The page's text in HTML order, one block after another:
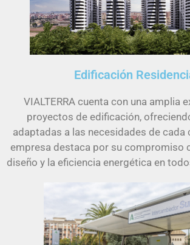
Edificación
VIALTERRA cuenta con una amplia
proyectos de edificación,
adaptadas a las necesidades de cada
empresa destaca por su compromiso
diseño y la eficiencia energética en